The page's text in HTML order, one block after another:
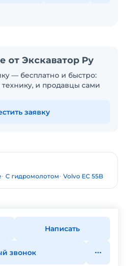
от Экскаватор Ру
— бесплатно и быстро:
технику, и продавцы сами
заявку
С гидромолотом Volvo EC 55B
Написать
звонок